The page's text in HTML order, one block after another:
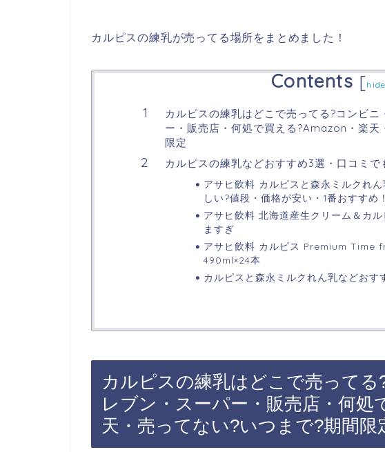
カルピスの練乳が売ってる場所をまとめました！
Contents [hide
カルピスの練乳はどこで売ってる?コンビ
ー・販売店・何処で買える?Amazon・楽天
限定
カルピスの練乳などおすすめ3選・口コミで
アサヒ飲料 カルピスと森永ミルクれ
しい?値段・価格が安い・1番おすすめ！
アサヒ飲料 北海道産生クリーム＆カ
ますぎ
アサヒ飲料 カルピス Premium Time
490ml×24本
カルピスと森永ミルクれん乳などおす
カルピスの練乳はどこで売って
レブン・スーパー・販売店・何処
天・売ってない?いつまで?期間限